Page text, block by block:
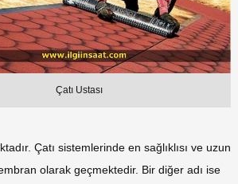
Çatı Ustası
Çatı sistemlerinde en sağlıklısı ve uzun
olarak geçmektedir. Bir diğer adı ise